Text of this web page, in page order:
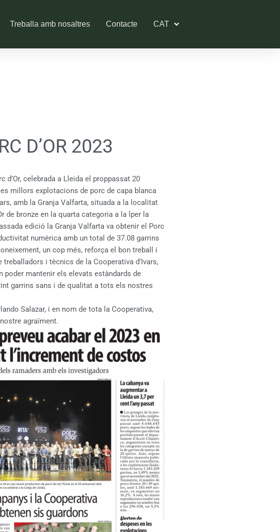
Treballa amb nosaltres Contacte CAT
D’OR 2023
d’Or, celebrada a Lleida el proppassat 20
millors explotacions de porc de capa blanca
amb la Granja Valfarta, situada a la localitat
de bronze en la quarta categoria a la lper la
edició la Granja Valfarta va obtenir el Porc
numèrica amb un total de 37.08 garrins
un cop més, reforça el bon treball i
treballadors i tècnics de la Cooperativa d’Ivars,
poder mantenir els elevats estàndards de
garrins sans i de qualitat a tots els nostres
Salazar, i en nom de tota la Cooperativa,
agraïment.